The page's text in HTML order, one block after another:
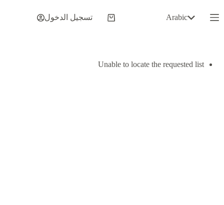
إلى
المحتوى
Arabic
عربة
تسجيل الدخول
Unable to locate the requested list